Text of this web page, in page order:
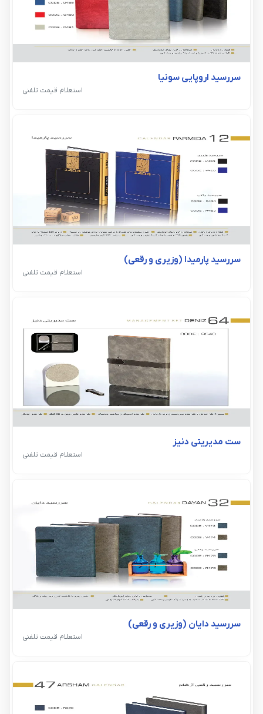
سررسید اروپایی سونیا
استعلام قیمت تلفنی
سررسید پارمیدا (وزیری و رقعی)
استعلام قیمت تلفنی
ست مدیریتی دنیز
استعلام قیمت تلفنی
سررسید دایان (وزیری و رقعی)
استعلام قیمت تلفنی